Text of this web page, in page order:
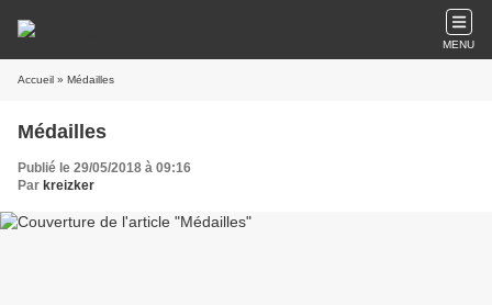
MENU
Accueil » Médailles
Médailles
Publié le 29/05/2018 à 09:16
Par kreizker